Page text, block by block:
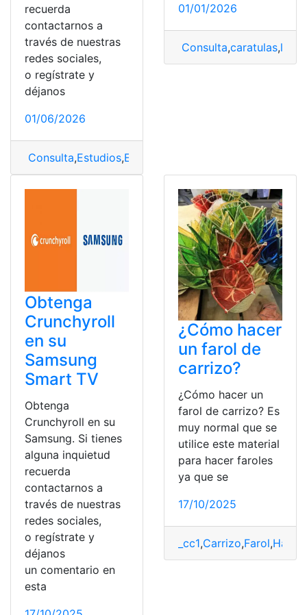
recuerda
contactarnos a
través de nuestras
redes sociales,
o regístrate y
déjanos
01/06/2026
Consulta,Estudios,Estudios sociales
01/01/2026
Consulta,caratulas,
Obtenga
Crunchyroll
en su
Samsung
Smart TV
Obtenga
Crunchyroll en su
Samsung. Si tienes
alguna inquietud
recuerda
contactarnos a
través de nuestras
redes sociales,
o regístrate y
déjanos
un comentario en
esta
¿Cómo hacer
un farol de
carrizo?
¿Cómo hacer un
farol de carrizo? Es
muy normal que se
utilice este material
para hacer faroles
ya que se
17/10/2025
_cc1,Carrizo,Farol,Hacer